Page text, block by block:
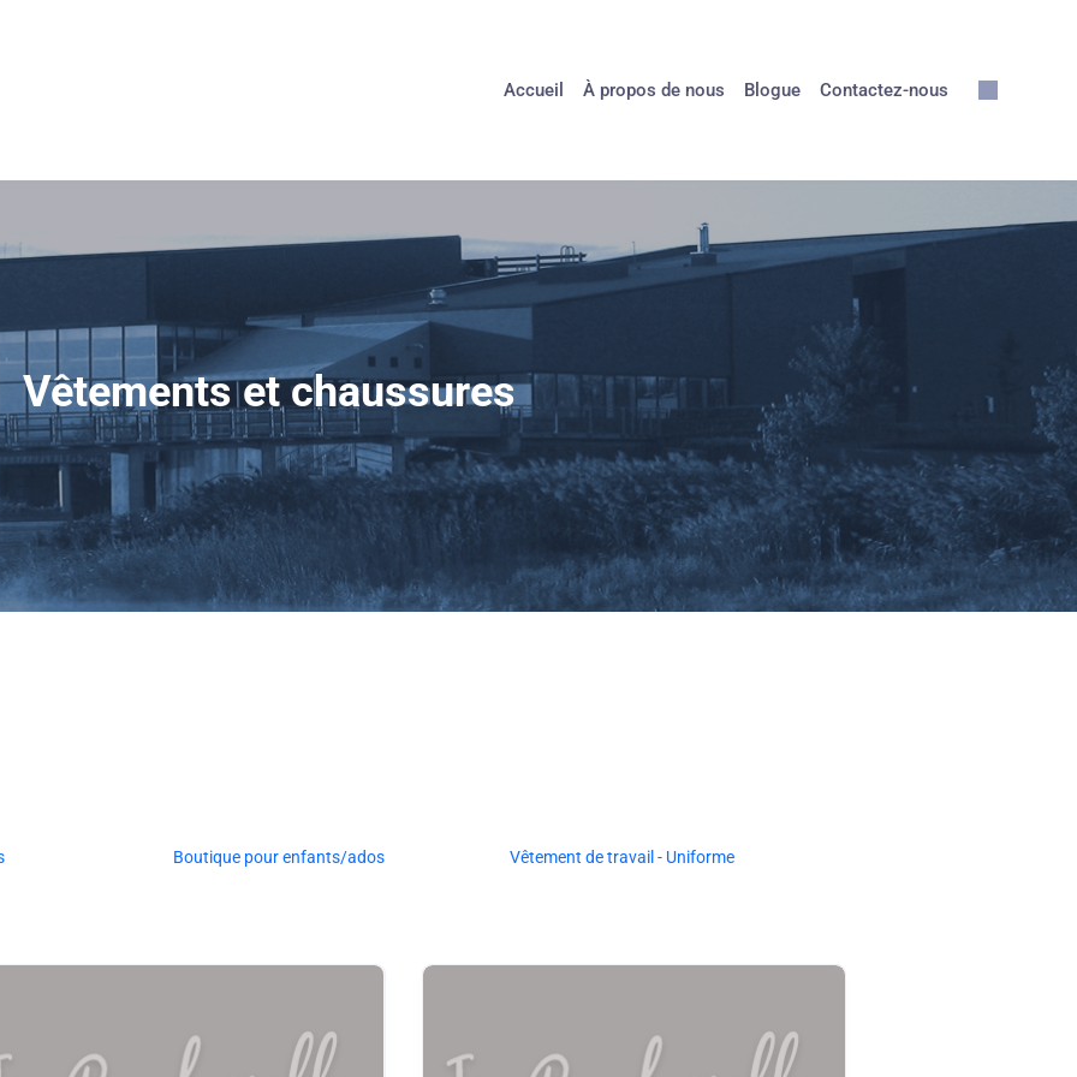
Accueil À propos de nous Blogue Contactez-nous
Vêtements et chaussures
Boutique pour enfants/ados
Vêtement de travail - Uniforme